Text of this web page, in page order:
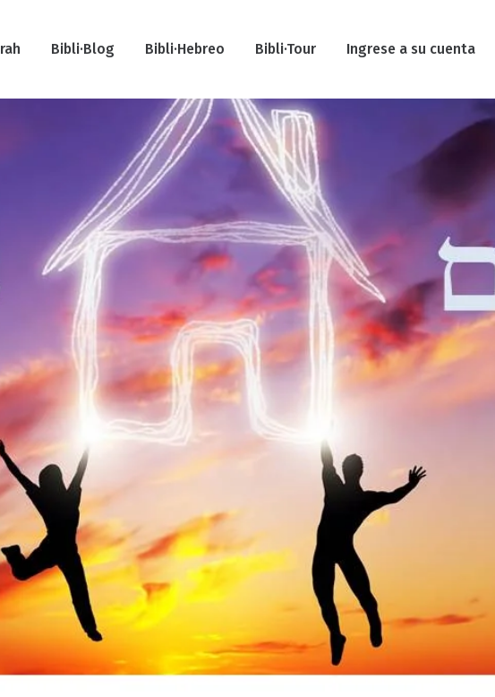
Bibli·Blog Bibli·Hebreo Bibli·Tour Ingrese a su cuenta